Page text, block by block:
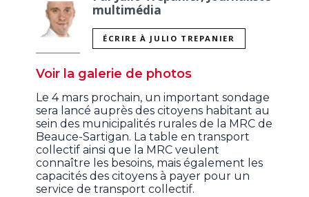
multimédia
ÉCRIRE À JULIO TREPANIER
Voir la galerie de photos
Le 4 mars prochain, un important sondage
sera lancé auprès des citoyens habitant au
sein des municipalités rurales de la MRC de
Beauce-Sartigan. La table en transport
collectif ainsi que la MRC veulent
connaître les besoins, mais également les
capacités des citoyens à payer pour un
service de transport collectif.